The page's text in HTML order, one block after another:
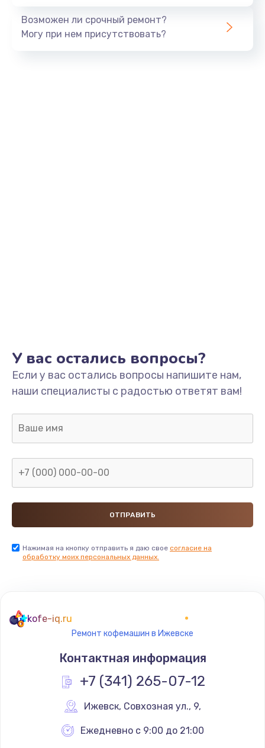
Замена жерновов кофемолки
1050 руб.
850 руб.
Заказать
Замена термостата
Заказать
Ремонт системной платы
3000 руб.
4500 руб.
Ремонт силовой платы
Возможен ли срочный ремонт?
Могу при нем присутствовать?
У вас остались вопросы?
Если у вас остались вопросы напишите нам,
наши специалисты с радостью ответят вам!
Нажимая на кнопку отправить я даю свое согласие на
обработку моих персональных данных.
kofe-iq.ru
Ремонт кофемашин в Ижевске
Контактная информация
+7 (341) 265-07-12
Ижевск, Совхозная ул., 9,
Ежедневно с 9:00 до 21:00